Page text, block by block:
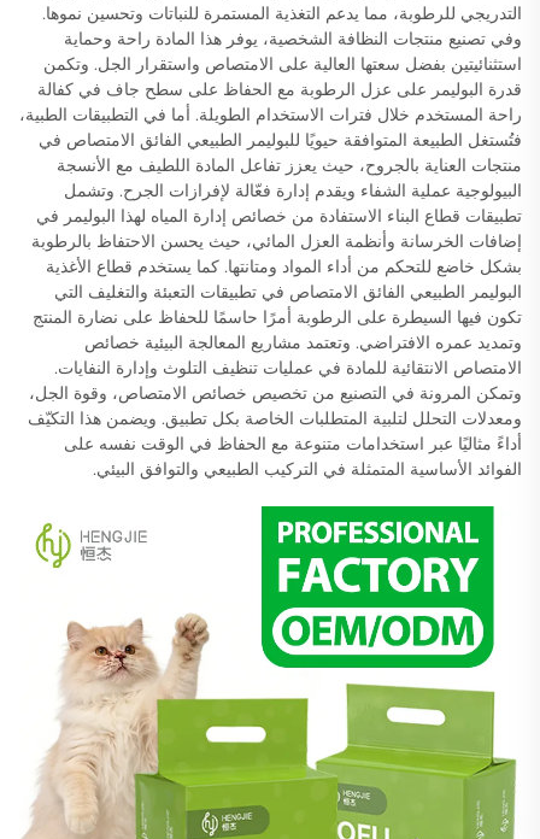
التدريجي للرطوبة، مما يدعم التغذية المستمرة للنباتات وتحسين نموها.
وفي تصنيع منتجات النظافة الشخصية، يوفر هذا المادة راحة وحماية
استثنائيتين بفضل سعتها العالية على الامتصاص واستقرار الجل. وتكمن
قدرة البوليمر على عزل الرطوبة مع الحفاظ على سطح جاف في كفالة
راحة المستخدم خلال فترات الاستخدام الطويلة. أما في التطبيقات الطبية،
فتُستغل الطبيعة المتوافقة حيويًا للبوليمر الطبيعي الفائق الامتصاص في
منتجات العناية بالجروح، حيث يعزز تفاعل المادة اللطيف مع الأنسجة
البيولوجية عملية الشفاء ويقدم إدارة فعّالة لإفرازات الجرح. وتشمل
تطبيقات قطاع البناء الاستفادة من خصائص إدارة المياه لهذا البوليمر في
إضافات الخرسانة وأنظمة العزل المائي، حيث يحسن الاحتفاظ بالرطوبة
بشكل خاضع للتحكم من أداء المواد ومتانتها. كما يستخدم قطاع الأغذية
البوليمر الطبيعي الفائق الامتصاص في تطبيقات التعبئة والتغليف التي
تكون فيها السيطرة على الرطوبة أمرًا حاسمًا للحفاظ على نضارة المنتج
وتمديد عمره الافتراضي. وتعتمد مشاريع المعالجة البيئية خصائص
الامتصاص الانتقائية للمادة في عمليات تنظيف التلوث وإدارة النفايات.
وتمكن المرونة في التصنيع من تخصيص خصائص الامتصاص، وقوة الجل،
ومعدلات التحلل لتلبية المتطلبات الخاصة بكل تطبيق. ويضمن هذا التكيّف
أداءً مثاليًا عبر استخدامات متنوعة مع الحفاظ في الوقت نفسه على
الفوائد الأساسية المتمثلة في التركيب الطبيعي والتوافق البيئي.